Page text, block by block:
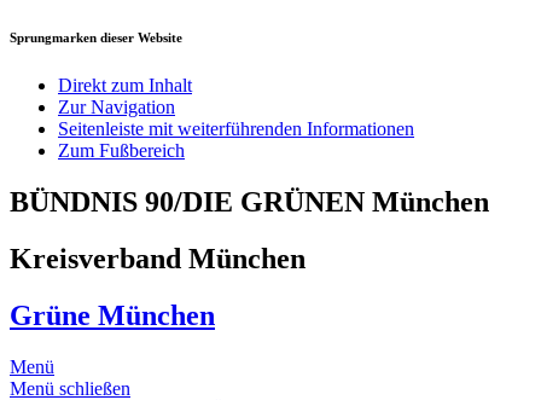
Sprungmarken dieser Website
Direkt zum Inhalt
Zur Navigation
Seitenleiste mit weiterführenden Informationen
Zum Fußbereich
BÜNDNIS 90/DIE GRÜNEN München
Kreisverband München
Grüne München
Menü
Menü schließen